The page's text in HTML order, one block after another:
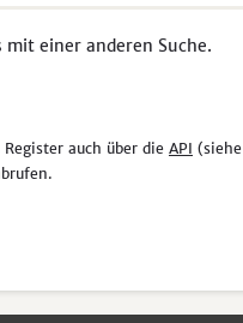
mit einer anderen Suche.
auch über die API (siehe